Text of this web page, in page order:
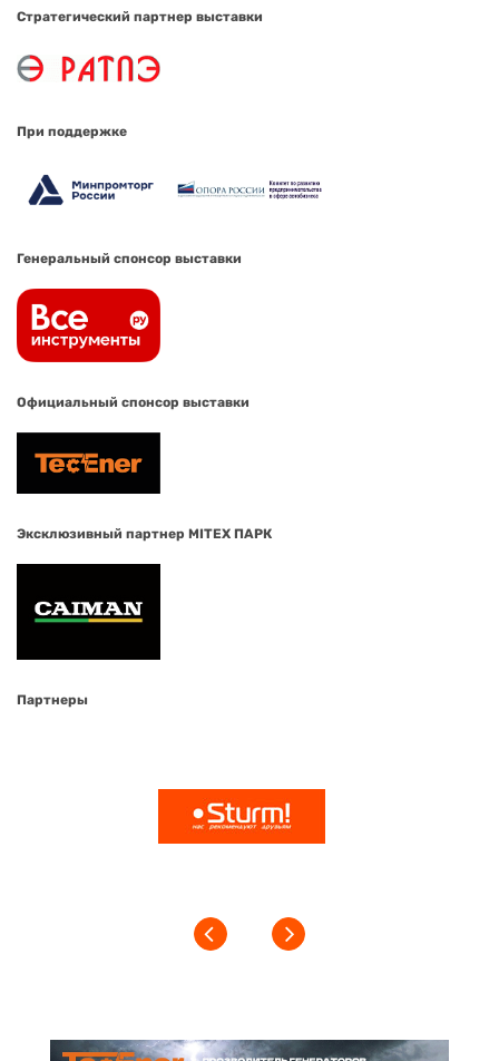
Стратегический партнер выставки
При поддержке
Генеральный спонсор выставки
Официальный спонсор выставки
Эксклюзивный партнер MITEX ПАРК
Партнеры